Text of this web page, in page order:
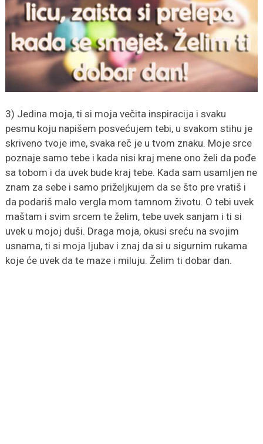
3) Jedina moja, ti si moja večita inspiracija i svaku
pesmu koju napišem posvećujem tebi, u svakom stihu je
skriveno tvoje ime, svaka reč je u tvom znaku. Moje srce
poznaje samo tebe i kada nisi kraj mene ono želi da pođe
sa tobom i da uvek bude kraj tebe. Kada sam usamljen ne
znam za sebe i samo priželjkujem da se što pre vratiš i
da podariš malo vergla mom tamnom životu. O tebi uvek
maštam i svim srcem te želim, tebe uvek sanjam i ti si
uvek u mojoj duši. Draga moja, okusi sreću na svojim
usnama, ti si moja ljubav i znaj da si u sigurnim rukama
koje će uvek da te maze i miluju. Želim ti dobar dan.